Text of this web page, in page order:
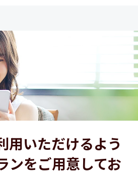
用いただけるよう
ンをご用意してお